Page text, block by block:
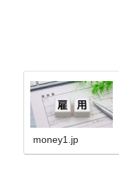
money1.jp